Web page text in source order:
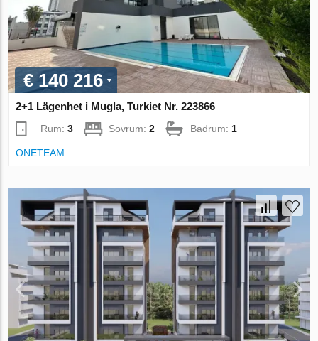
€ 140 216
2+1 Lägenhet i Mugla, Turkiet Nr. 223866
Rum:3 Sovrum:2 Badrum:1
ONETEAM